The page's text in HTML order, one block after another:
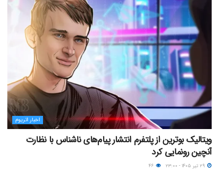
اخبار اتریوم
ویتالیک بوترین از پلتفرم انتشار پیام‌های ناشناس با نظارت
آنچین رونمایی کرد